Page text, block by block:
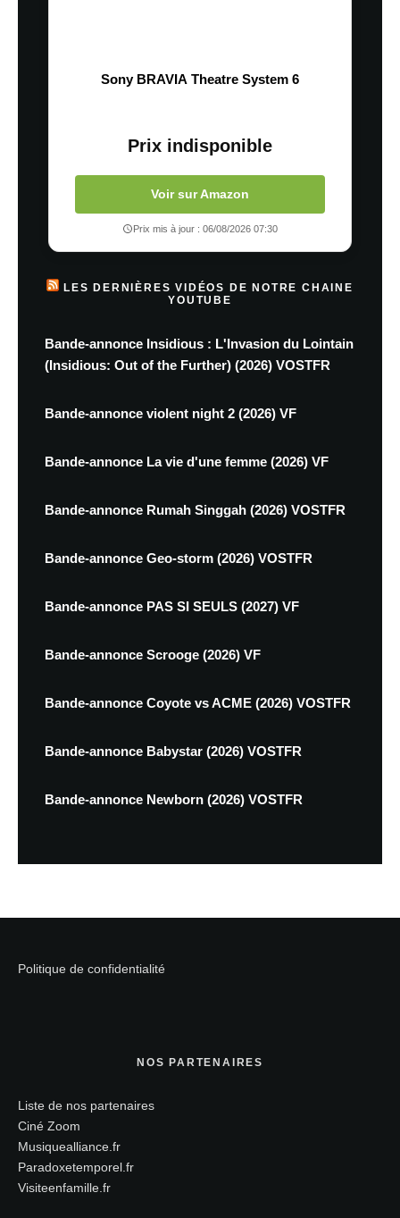
Sony BRAVIA Theatre System 6
Prix indisponible
Voir sur Amazon
Prix mis à jour : 06/08/2026 07:30
LES DERNIÈRES VIDÉOS DE NOTRE CHAINE
YOUTUBE
Bande-annonce Insidious : L'Invasion du Lointain
(Insidious: Out of the Further) (2026) VOSTFR
Bande-annonce violent night 2 (2026) VF
Bande-annonce La vie d'une femme (2026) VF
Bande-annonce Rumah Singgah (2026) VOSTFR
Bande-annonce Geo-storm (2026) VOSTFR
Bande-annonce PAS SI SEULS (2027) VF
Bande-annonce Scrooge (2026) VF
Bande-annonce Coyote vs ACME (2026) VOSTFR
Bande-annonce Babystar (2026) VOSTFR
Bande-annonce Newborn (2026) VOSTFR
Politique de confidentialité
NOS PARTENAIRES
Liste de nos partenaires
Ciné Zoom
Musiquealliance.fr
Paradoxetemporel.fr
Visiteenfamille.fr